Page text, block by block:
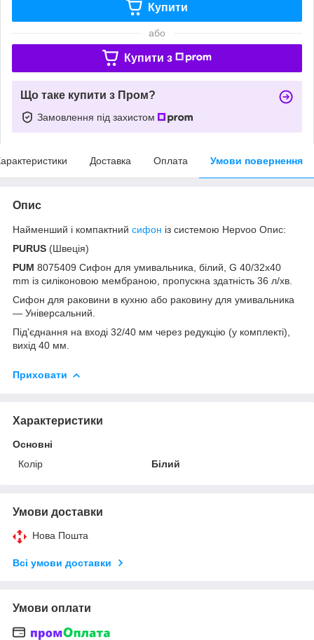
Купити
або
Купити з
Що таке купити з Пром?
Замовлення під захистом
Доставка Оплата Умови повернення
Опис
Найменший і компактний сифон із системою Hepvoo Опис:
PURUS (Швеція)
PUM 8075409 Сифон для умивальника, білий, G 40/32x40
mm із силіконовою мембраною, пропускна здатність 36 л/хв.
Сифон для раковини в кухню або раковину для умивальника
— Універсальний.
Під'єднання на вході 32/40 мм через редукцію (у комплекті),
вихід 40 мм.
Приховати
Характеристики
Основні
Колір
Білий
Умови доставки
Нова Пошта
Всі умови доставки
Умови оплати